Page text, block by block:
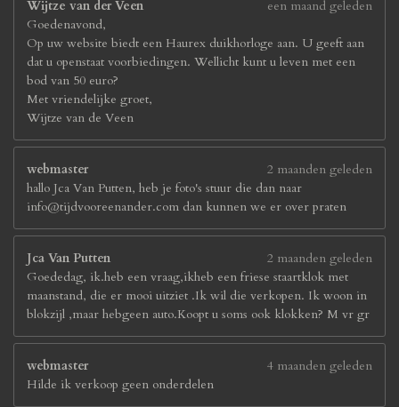
Wijtze van der Veen
een maand geleden
Goedenavond,
Op uw website biedt een Haurex duikhorloge aan. U geeft aan
dat u openstaat voorbiedingen. Wellicht kunt u leven met een
bod van 50 euro?
Met vriendelijke groet,
Wijtze van de Veen
webmaster
2 maanden geleden
hallo Jca Van Putten, heb je foto's stuur die dan naar
info@tijdvooreenander.com dan kunnen we er over praten
Jca Van Putten
2 maanden geleden
Goededag, ik.heb een vraag,ikheb een friese staartklok met
maanstand, die er mooi uitziet .Ik wil die verkopen. Ik woon in
blokzijl ,maar hebgeen auto.Koopt u soms ook klokken? M vr gr
webmaster
4 maanden geleden
Hilde ik verkoop geen onderdelen